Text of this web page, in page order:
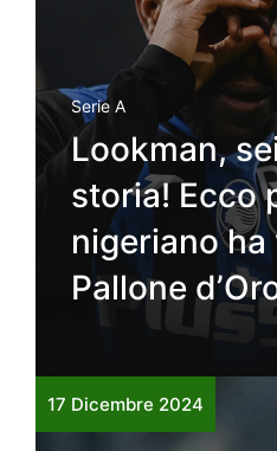
Serie A
Lookman,
storia! Ecco
nigeriano
Pallone
17 Dicembre 2024